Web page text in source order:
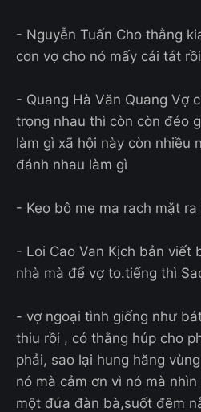
- Nguyễn Tuấn Cho thằng
con vợ cho nó mấy cái tát
- Quang Hà Văn Quang Vợ
trọng nhau thì còn còn đéo
làm gì xã hội này còn nhiều
đánh nhau làm gì
- Keo bô me ma rach mặt
- Loi Cao Van Kịch bản viết
nhà mà để vợ to.tiếng thì
- vợ ngoại tình giống như
thiu rồi , có thằng húp cho
phải, sao lại hung hăng
nó mà cảm ơn vì nó mà
một đứa đàn bà,suốt đêm